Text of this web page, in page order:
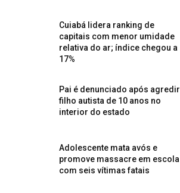
Cuiabá lidera ranking de
capitais com menor umidade
relativa do ar; índice chegou a
17%
Pai é denunciado após agredir
filho autista de 10 anos no
interior do estado
Adolescente mata avós e
promove massacre em escola
com seis vítimas fatais